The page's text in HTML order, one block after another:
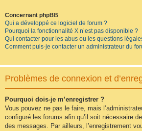
Concernant phpBB
Qui a développé ce logiciel de forum ?
Pourquoi la fonctionnalité X n’est pas disponible ?
Qui contacter pour les abus ou les questions
Comment puis-je contacter un administrateur du
Problèmes de connexion et
Pourquoi dois-je m’enregistrer ?
Vous pouvez ne pas le faire, mais
configuré les forums afin qu’il soit nécessaire
des messages. Par ailleurs, l’enregistrement